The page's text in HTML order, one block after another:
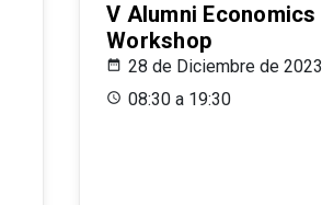
V Alumni Economics
Workshop
28 de Diciembre de 2023
08:30 a 19:30